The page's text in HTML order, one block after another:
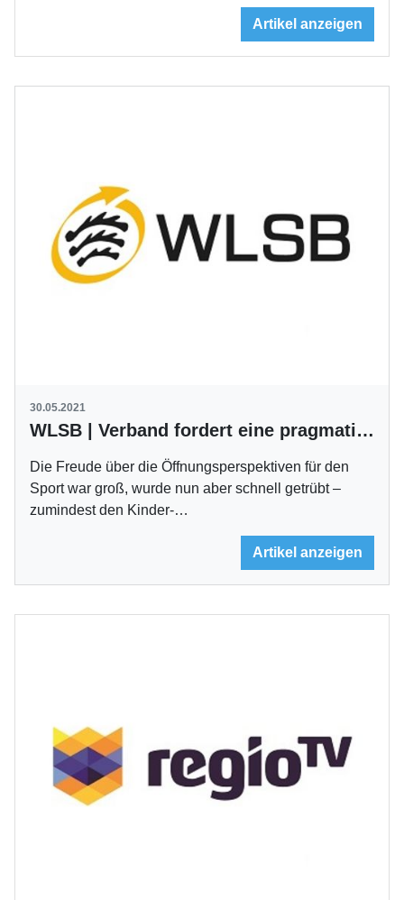
Artikel anzeigen
30.05.2021
WLSB | Verband fordert eine pragmatische Lösung
Die Freude über die Öffnungsperspektiven für den
Sport war groß, wurde nun aber schnell getrübt –
zumindest den Kinder-…
Artikel anzeigen